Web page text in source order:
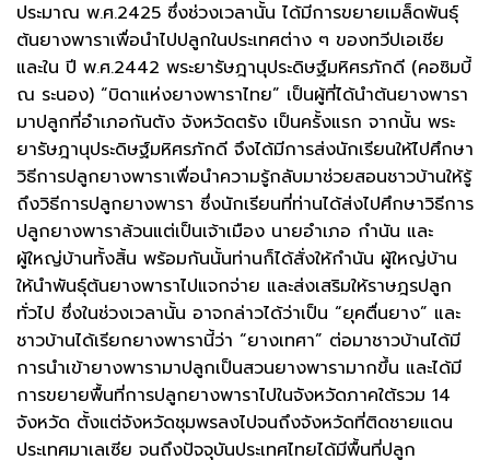
ประมาณ พ.ศ.2425 ซึ่งช่วงเวลานั้น ได้มีการขยายเมล็ดพันธุ์
ต้นยางพาราเพื่อนำไปปลูกในประเทศต่าง ๆ ของทวีปเอเชีย
และใน ปี พ.ศ.2442 พระยารัษฎานุประดิษฐ์มหิศรภักดี (คอซิมบี้
ณ ระนอง) “บิดาแห่งยางพาราไทย” เป็นผู้ที่ได้นำต้นยางพารา
มาปลูกที่อำเภอกันตัง จังหวัดตรัง เป็นครั้งแรก จากนั้น พระ
ยารัษฎานุประดิษฐ์มหิศรภักดี จึงได้มีการส่งนักเรียนให้ไปศึกษา
วิธีการปลูกยางพาราเพื่อนำความรู้กลับมาช่วยสอนชาวบ้านให้รู้
ถึงวิธีการปลูกยางพารา ซึ่งนักเรียนที่ท่านได้ส่งไปศึกษาวิธีการ
ปลูกยางพาราล้วนแต่เป็นเจ้าเมือง นายอำเภอ กำนัน และ
ผู้ใหญ่บ้านทั้งสิ้น พร้อมกันนั้นท่านก็ได้สั่งให้กำนัน ผู้ใหญ่บ้าน
ให้นำพันธุ์ต้นยางพาราไปแจกจ่าย และส่งเสริมให้ราษฎรปลูก
ทั่วไป ซึ่งในช่วงเวลานั้น อาจกล่าวได้ว่าเป็น “ยุคตื่นยาง” และ
ชาวบ้านได้เรียกยางพารานี้ว่า “ยางเทศา” ต่อมาชาวบ้านได้มี
การนำเข้ายางพารามาปลูกเป็นสวนยางพารามากขึ้น และได้มี
การขยายพื้นที่การปลูกยางพาราไปในจังหวัดภาคใต้รวม 14
จังหวัด ตั้งแต่จังหวัดชุมพรลงไปจนถึงจังหวัดที่ติดชายแดน
ประเทศมาเลเซีย จนถึงปัจจุบันประเทศไทยได้มีพื้นที่ปลูก